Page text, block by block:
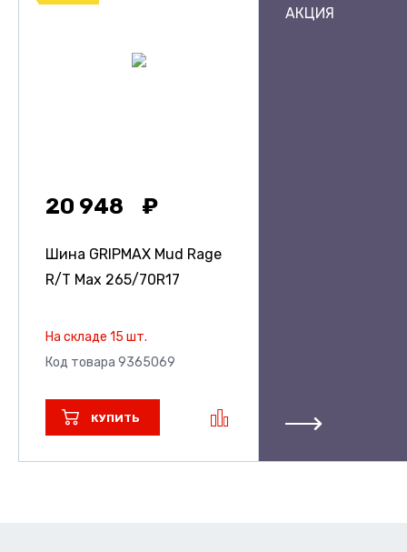
20 948
Шина GRIPMAX Mud Rage
R/T Max 265/70R17
На складе 15 шт.
Код товара 9365069
КУПИТЬ
АКЦИЯ